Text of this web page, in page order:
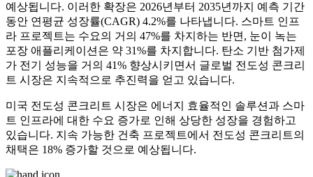
예상됩니다. 이러한 확장은 2026년부터 2035년까지 예측 기간
동안 연평균 성장률(CAGR) 4.2%를 나타냅니다. 스마트 인프
라 프로젝트는 수요의 거의 47%를 차지하는 반면, 눈이 녹는
포장 애플리케이션은 약 31%를 차지합니다. 탄소 기반 첨가제
가 전기 성능을 거의 41% 향상시키면서 글로벌 전도성 콘크리
트 시장은 지속적으로 추진력을 얻고 있습니다.
미국 전도성 콘크리트 시장은 에너지 효율적인 솔루션과 스마
트 인프라에 대한 수요 증가로 인해 상당한 성장을 경험하고
있습니다. 지속 가능한 건축 프로젝트에서 전도성 콘크리트의
채택은 18% 증가할 것으로 예상됩니다.